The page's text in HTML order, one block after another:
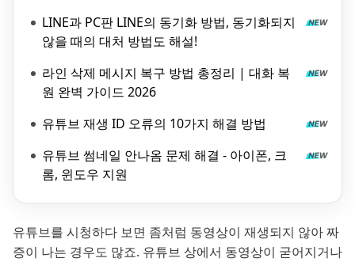
LINE과 PC판 LINE의 동기화 방법, 동기화되지
않을 때의 대처 방법도 해설!
라인 삭제 메시지 복구 방법 총정리 | 대화 복
원 완벽 가이드 2026
유튜브 재생 ID 오류의 10가지 해결 방법
유튜브 썸네일 안나옴 문제 해결 - 아이폰, 크
롬, 윈도우 지원
유튜브를 시청하다 보면 좀처럼 동영상이 재생되지 않아 짜
증이 나는 경우도 많죠. 유튜브 상에서 동영상이 굳어지거나